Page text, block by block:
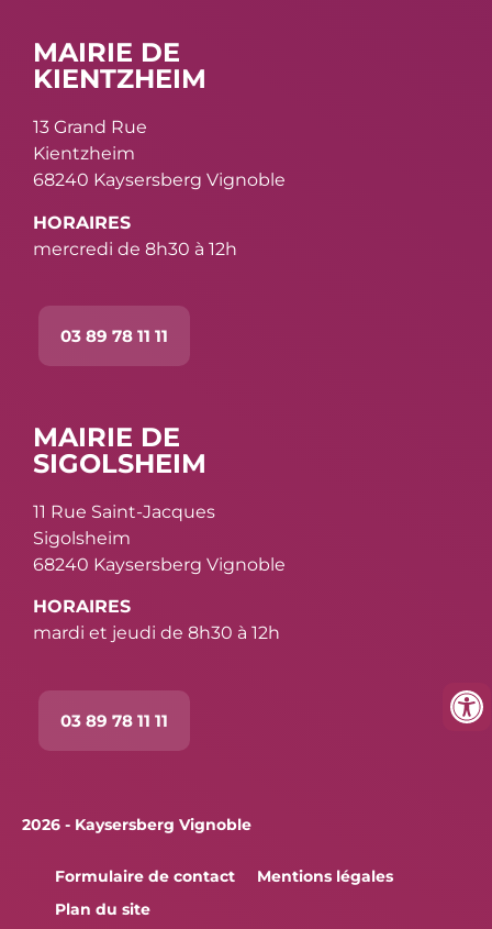
MAIRIE DE
KIENTZHEIM
13 Grand Rue
Kientzheim
68240 Kaysersberg Vignoble
HORAIRES
mercredi de 8h30 à 12h
03 89 78 11 11
MAIRIE DE
SIGOLSHEIM
11 Rue Saint-Jacques
Sigolsheim
68240 Kaysersberg Vignoble
HORAIRES
mardi et jeudi de 8h30 à 12h
03 89 78 11 11
2026 - Kaysersberg Vignoble
Formulaire de contact
Mentions légales
Plan du site